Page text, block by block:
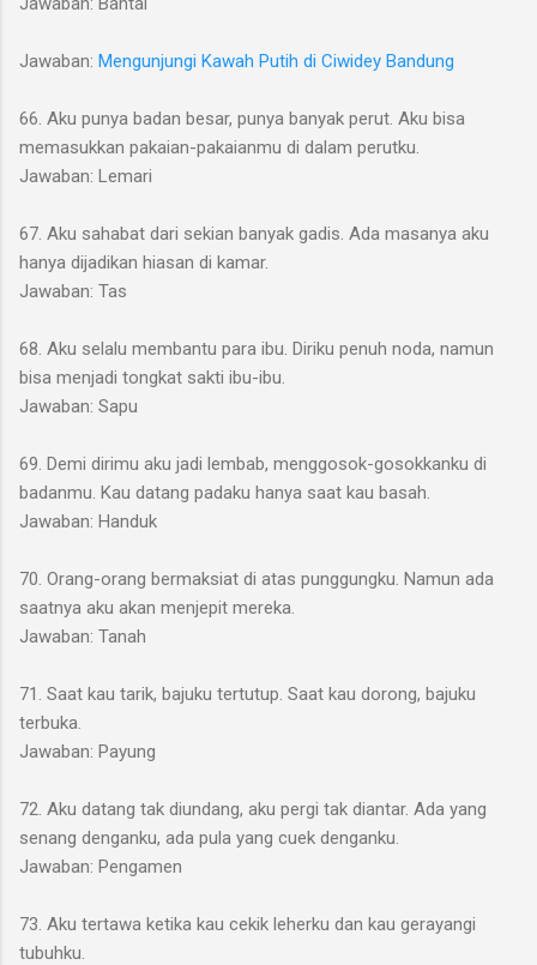
Jawaban: Mengunjungi Kawah Putih di Ciwidey Bandung
66. Aku punya badan besar, punya banyak perut. Aku bisa
memasukkan pakaian-pakaianmu di dalam perutku.
Jawaban: Lemari
67. Aku sahabat dari sekian banyak gadis. Ada masanya aku
hanya dijadikan hiasan di kamar.
Jawaban: Tas
68. Aku selalu membantu para ibu. Diriku penuh noda, namun
bisa menjadi tongkat sakti ibu-ibu.
Jawaban: Sapu
69. Demi dirimu aku jadi lembab, menggosok-gosokkanku di
badanmu. Kau datang padaku hanya saat kau basah.
Jawaban: Handuk
70. Orang-orang bermaksiat di atas punggungku. Namun ada
saatnya aku akan menjepit mereka.
Jawaban: Tanah
71. Saat kau tarik, bajuku tertutup. Saat kau dorong, bajuku
terbuka.
Jawaban: Payung
72. Aku datang tak diundang, aku pergi tak diantar. Ada yang
senang denganku, ada pula yang cuek denganku.
Jawaban: Pengamen
73. Aku tertawa ketika kau cekik leherku dan kau gerayangi
tubuhku.